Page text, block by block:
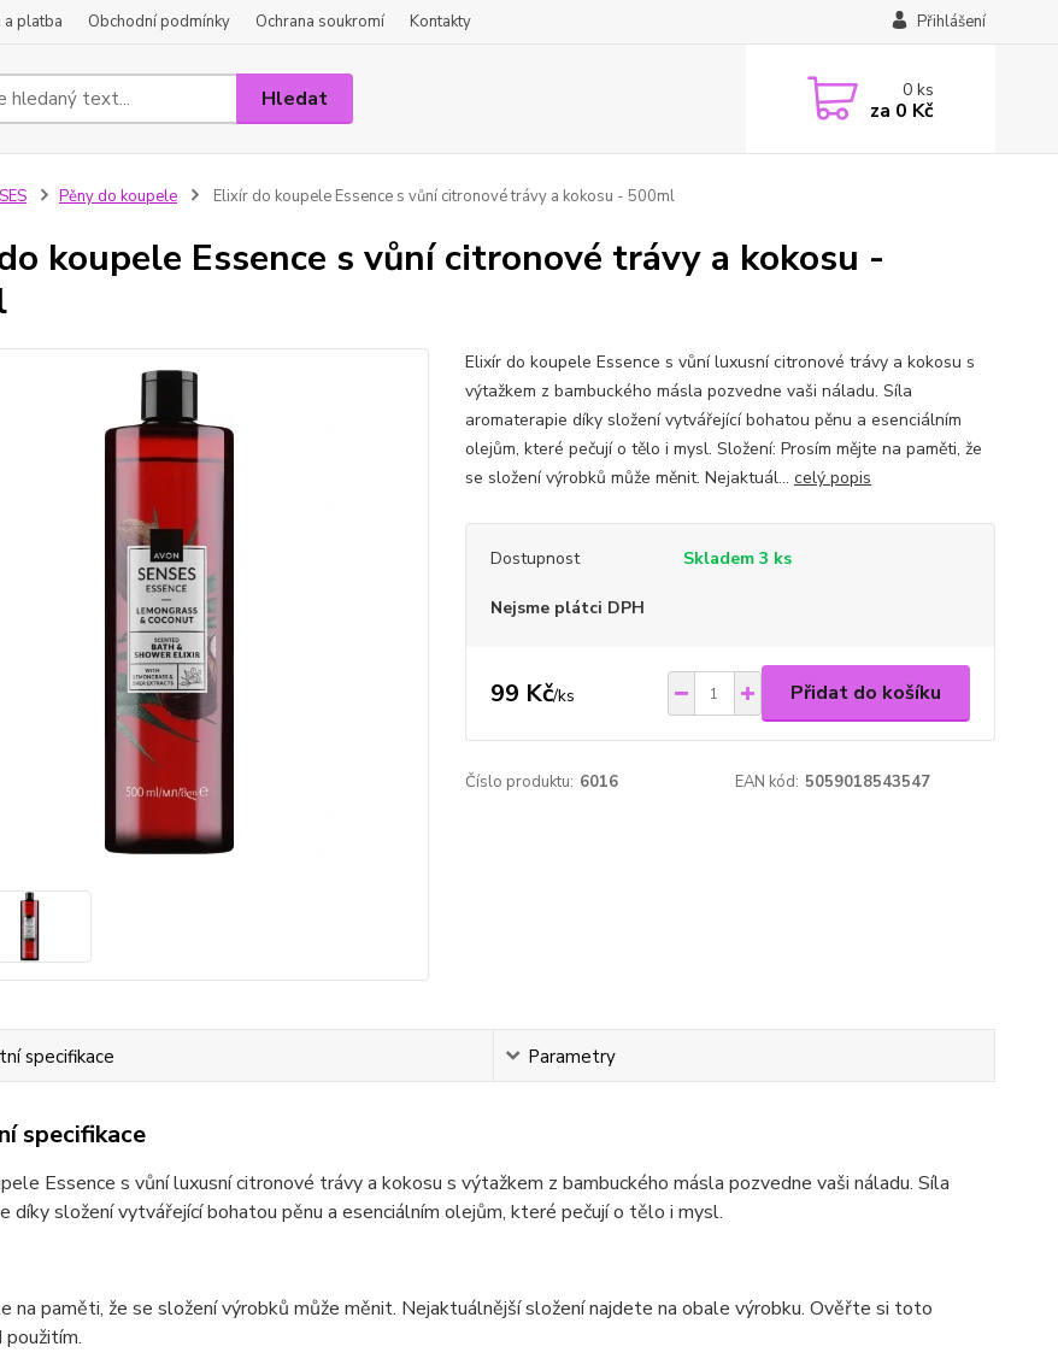
a platba Obchodní podmínky Ochrana soukromí Kontakty Přihlášení
Hledat 0ks
za 0 Kč
Pěny do koupele Elixír do koupele Essence s vůní citronové trávy a kokosu - 500ml
koupele Essence s vůní citronové trávy a kokosu -
Elixír do koupele Essence s vůní luxusní citronové trávy a kokosu s
výtažkem z bambuckého másla pozvedne vaši náladu. Síla
aromaterapie díky složení vytvářející bohatou pěnu a esenciálním
olejům, které pečují o tělo i mysl. Složení: Prosím mějte na paměti, že
se složení výrobků může měnit. Nejaktuál... celý popis
Dostupnost Skladem 3 ks
Nejsme plátci DPH
99 Kč/ks Přidat do košíku
Číslo produktu: 6016 EAN kód: 5059018543547
specifikace Parametry
specifikace
Essence s vůní luxusní citronové trávy a kokosu s výtažkem z bambuckého másla pozvedne vaši náladu. Síla
díky složení vytvářející bohatou pěnu a esenciálním olejům, které pečují o tělo i mysl.
na paměti, že se složení výrobků může měnit. Nejaktuálnější složení najdete na obale výrobku. Ověřte si toto